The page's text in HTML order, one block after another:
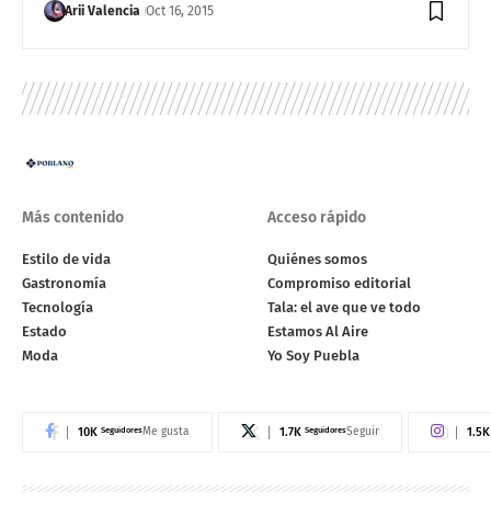
Arii Valencia Oct 16, 2015
Más contenido
Estilo de vida
Gastronomía
Tecnología
Estado
Moda
Acceso rápido
Quiénes somos
Compromiso editorial
Tala: el ave que ve todo
Estamos Al Aire
Yo Soy Puebla
10K SeguidoresMe gusta 1.7K SeguidoresSeguir 1.5K